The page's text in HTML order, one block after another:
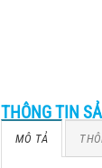
THÔNG TIN
MÔ TẢ